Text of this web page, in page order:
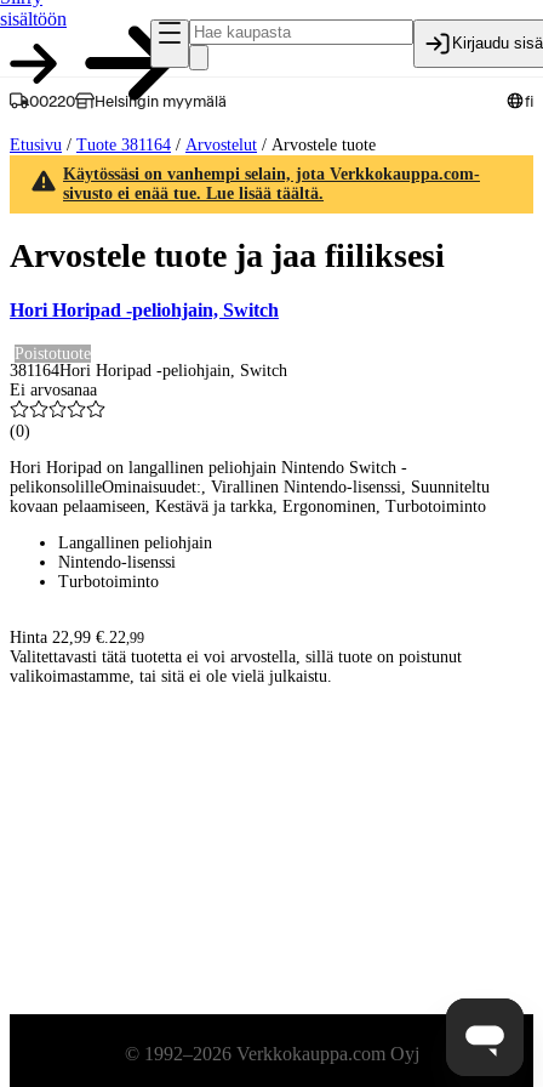
sisältöön
Kirjaudu
00220 Helsingin myymälä fi
Etusivu / Tuote 381164 / Arvostelut / Arvostele tuote
Käytössäsi on vanhempi selain, jota Verkkokauppa.com-
sivusto ei enää tue. Lue lisää täältä.
Arvostele tuote ja jaa fiiliksesi
Hori Horipad -peliohjain, Switch
Poistotuote
381164Hori Horipad -peliohjain, Switch
Ei arvosanaa
(0)
Hori Horipad on langallinen peliohjain Nintendo Switch -
pelikonsolilleOminaisuudet:, Virallinen Nintendo-lisenssi, Suunniteltu
kovaan pelaamiseen, Kestävä ja tarkka, Ergonominen, Turbotoiminto
Langallinen peliohjain
Nintendo-lisenssi
Turbotoiminto
Hinta 22,99 €. 22,99
Valitettavasti tätä tuotetta ei voi arvostella, sillä tuote on poistunut
valikoimastamme, tai sitä ei ole vielä julkaistu.
Alatunniste© 1992–2026 Verkkokauppa.com Oyj